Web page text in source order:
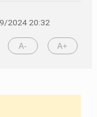
2024 20:32
A- A+